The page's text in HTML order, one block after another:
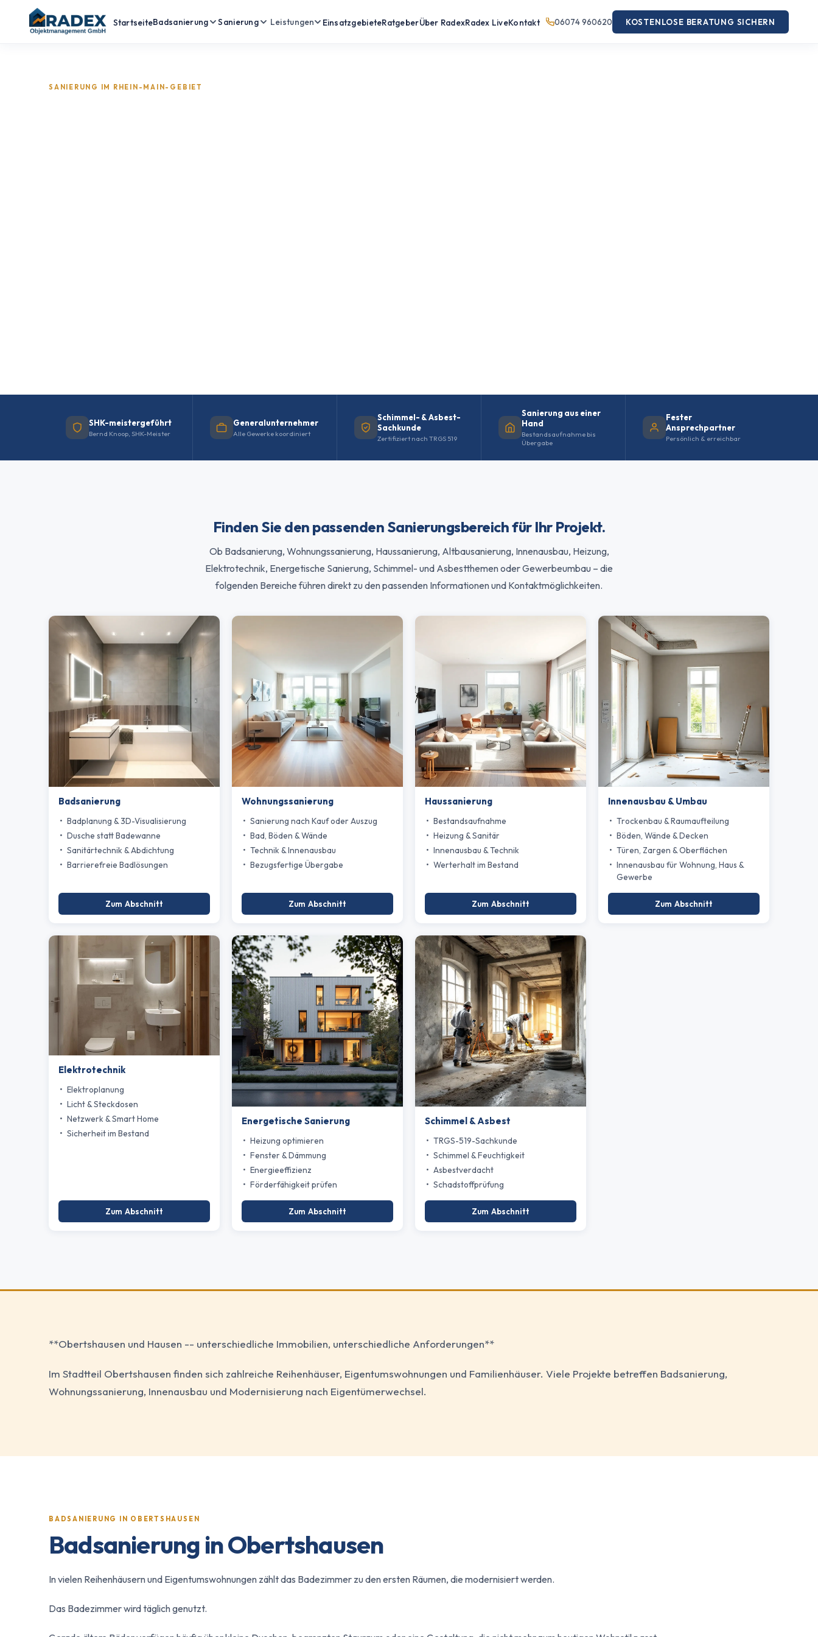
StartseiteBadsanierung Sanierung Leistungen EinsatzgebieteRatgeberÜber RadexRadex LiveKontakt 06074 960620 KOSTENLOSE BERATUNG SICHERN
SANIERUNG IM RHEIN-MAIN-GEBIET
SHK-meistergeführt
Bernd Knoop, SHK-Meister
Generalunternehmer
Alle Gewerke koordiniert
Schimmel- & Asbest-
Sachkunde
Zertifiziert nach TRGS 519
Sanierung aus einer
Hand
Bestandsaufnahme bis
Übergabe
Fester
Ansprechpartner
Persönlich & erreichbar
Finden Sie den passenden Sanierungsbereich für Ihr Projekt.
Ob Badsanierung, Wohnungssanierung, Haussanierung, Altbausanierung, Innenausbau, Heizung,
Elektrotechnik, Energetische Sanierung, Schimmel- und Asbestthemen oder Gewerbeumbau – die
folgenden Bereiche führen direkt zu den passenden Informationen und Kontaktmöglichkeiten.
Badsanierung
Badplanung & 3D-Visualisierung
Dusche statt Badewanne
Sanitärtechnik & Abdichtung
Barrierefreie Badlösungen
Zum Abschnitt
Wohnungssanierung
Sanierung nach Kauf oder Auszug
Bad, Böden & Wände
Technik & Innenausbau
Bezugsfertige Übergabe
Zum Abschnitt
Haussanierung
Bestandsaufnahme
Heizung & Sanitär
Innenausbau & Technik
Werterhalt im Bestand
Zum Abschnitt
Innenausbau & Umbau
Trockenbau & Raumaufteilung
Böden, Wände & Decken
Türen, Zargen & Oberflächen
Innenausbau für Wohnung, Haus &
Gewerbe
Zum Abschnitt
Elektrotechnik
Elektroplanung
Licht & Steckdosen
Netzwerk & Smart Home
Sicherheit im Bestand
Zum Abschnitt
Energetische Sanierung
Heizung optimieren
Fenster & Dämmung
Energieeffizienz
Förderfähigkeit prüfen
Zum Abschnitt
Schimmel & Asbest
TRGS-519-Sachkunde
Schimmel & Feuchtigkeit
Asbestverdacht
Schadstoffprüfung
Zum Abschnitt
**Obertshausen und Hausen -- unterschiedliche Immobilien, unterschiedliche Anforderungen**
Im Stadtteil Obertshausen finden sich zahlreiche Reihenhäuser, Eigentumswohnungen und Familienhäuser. Viele Projekte betreffen Badsanierung,
Wohnungssanierung, Innenausbau und Modernisierung nach Eigentümerwechsel.
BADSANIERUNG IN OBERTSHAUSEN
Badsanierung in Obertshausen
In vielen Reihenhäusern und Eigentumswohnungen zählt das Badezimmer zu den ersten Räumen, die modernisiert werden.
Das Badezimmer wird täglich genutzt.